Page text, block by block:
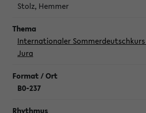
Stolz, Hemmer
Internationaler Sommerdeutschkurs
Jura
B0-237